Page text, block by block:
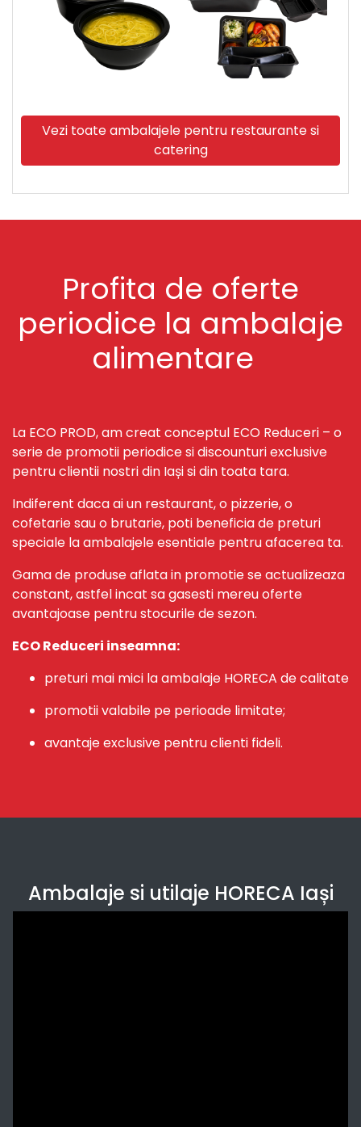
Vezi toate ambalajele pentru restaurante si
catering
Profita de oferte
periodice la ambalaje
alimentare
La ECO PROD, am creat conceptul ECO Reduceri – o
serie de promotii periodice si discounturi exclusive
pentru clientii nostri din Iași si din toata tara.
Indiferent daca ai un restaurant, o pizzerie, o
cofetarie sau o brutarie, poti beneficia de preturi
speciale la ambalajele esentiale pentru afacerea ta.
Gama de produse aflata in promotie se actualizeaza
constant, astfel incat sa gasesti mereu oferte
avantajoase pentru stocurile de sezon.
ECO Reduceri inseamna:
preturi mai mici la ambalaje HORECA de calitate
promotii valabile pe perioade limitate;
avantaje exclusive pentru clienti fideli.
Ambalaje si utilaje HORECA Iași